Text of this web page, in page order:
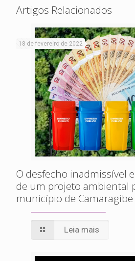
Artigos Relacionados
18 de fevereiro de 2022
O desfecho inadmissível
de um projeto ambiental
município de Camaragibe
Leia mais